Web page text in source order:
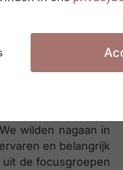
Via deze
werkgever. We
en verschillende
met een mix in
Wat waarderen
wilden nagaan in
en belangrijk
de focusgroepen